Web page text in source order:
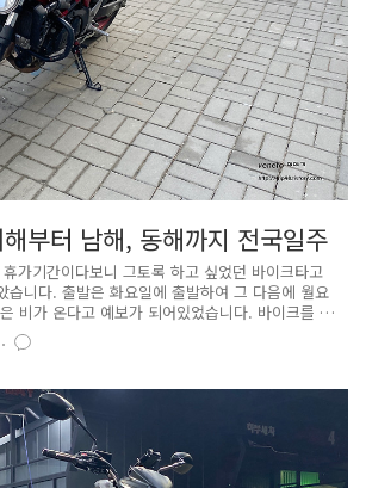
부터 남해, 동해까지 전국일주
가기간이다보니 그토록 하고 싶었던 바이크타고
습니다. 출발은 화요일에 출발하여 그 다음에 월요
비가 온다고 예보가 되어있었습니다. 바이크를 가
지만 한번 들어갔다 나오는게 시간이 은근 까먹기
번 전국일주에는 사진이 많이 없습니다. 하루에
에 로부 방수가방을 고정시키고 출발할 준비를 했
는 대신 로부 방수가방을 사용했는데 결과적으로
스에 무수한 흠집을 내버린 범인이기도 합니다..ㅡ
집에서부터 군산 새만금방조제-광주광역시 호텔-나